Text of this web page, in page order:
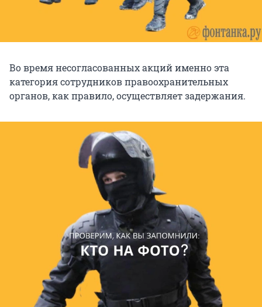
Во время несогласованных акций именно эта
категория сотрудников правоохранительных
органов, как правило, осуществляет задержания.